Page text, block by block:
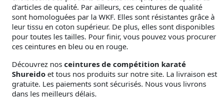
d’articles de qualité. Par ailleurs, ces ceintures de qualité
sont homologuées par la WKF. Elles sont résistantes grâce à
leur tissu en coton supérieur. De plus, elles sont disponibles
pour toutes les tailles. Pour finir, vous pouvez vous procurer
ces ceintures en bleu ou en rouge.
Découvrez nos ceintures de compétition karaté
Shureido et tous nos produits sur notre site. La livraison est
gratuite. Les paiements sont sécurisés. Nous vous livrons
dans les meilleurs délais.